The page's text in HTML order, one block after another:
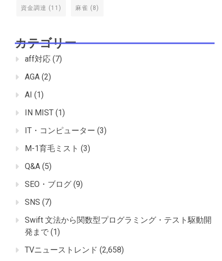
資金調達 (11) 麻雀 (8)
カテゴリー
aff対応 (7)
AGA (2)
AI (1)
IN MIST (1)
IT・コンピューター (3)
M-1育毛ミスト (3)
Q&A (5)
SEO・ブログ (9)
SNS (7)
Swift 文法から関数型プログラミング・テスト駆動開
発まで (1)
TVニューストレンド (2,658)